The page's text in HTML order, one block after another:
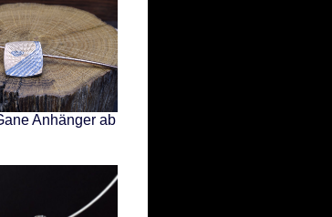
Anhänger ab